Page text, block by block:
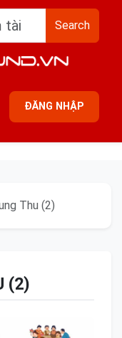
Search
ĐĂNG NHẬP
Thu (2)
(2)